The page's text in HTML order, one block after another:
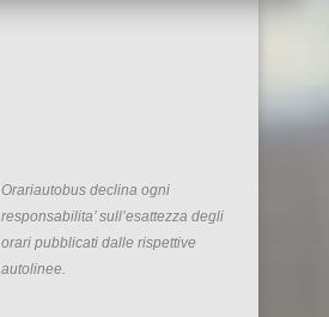
Orariautobus declina ogni
responsabilita’ sull’esattezza degli
orari pubblicati dalle rispettive
autolinee.